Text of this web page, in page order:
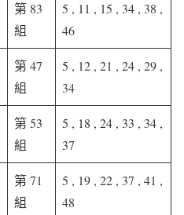
第 83
組
5 , 11 , 15 , 34 , 38 ,
46
第 47
組
5 , 12 , 21 , 24 , 29 ,
34
第 53
組
5 , 18 , 24 , 33 , 34 ,
37
第 71
組
5 , 19 , 22 , 37 , 41 ,
48